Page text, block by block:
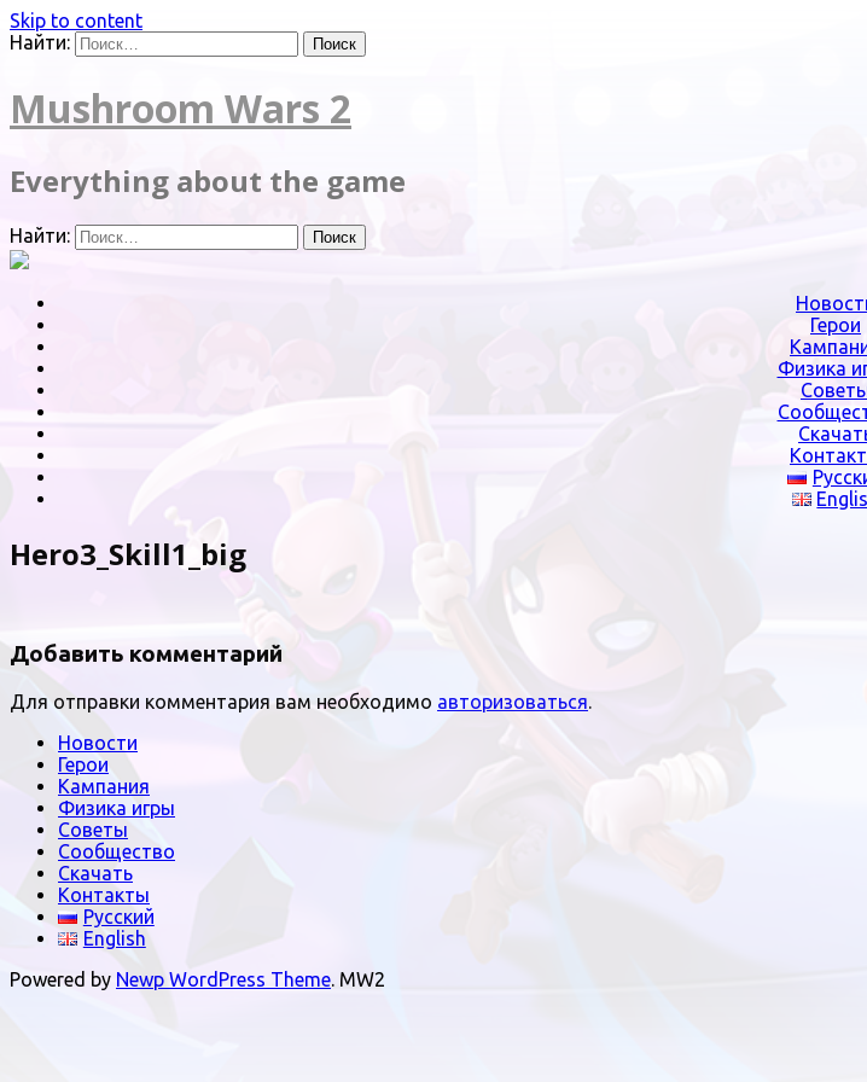
Skip to content
Найти:
Mushroom Wars 2
Everything about the game
Найти:
Герои
Физика
Hero3_Skill1_big
Добавить комментарий
Для отправки комментария вам необходимо авторизоваться.
Новости
Герои
Кампания
Физика игры
Советы
Сообщество
Скачать
Контакты
Русский
English
Powered by Newp WordPress Theme. MW2